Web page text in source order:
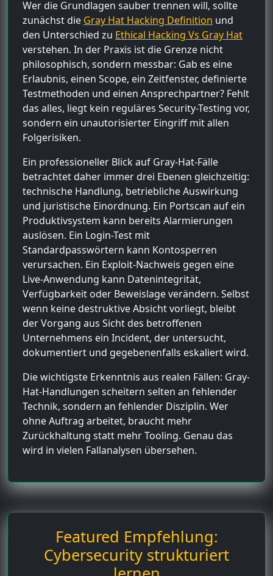
Wer die Grundlagen sauber trennen will, sollte
zunächst die Gray Hat Hacking Definition und
den Unterschied zu Ethical Hacking Vs Gray Hat
verstehen. In der Praxis ist die Grenze nicht
philosophisch, sondern messbar: Gab es eine
Erlaubnis, einen Scope, ein Zeitfenster, definierte
Testmethoden und einen Ansprechpartner? Fehlt
das alles, liegt kein reguläres Security-Testing vor,
sondern ein unautorisierter Eingriff mit allen
Folgerisiken.
Ein professioneller Blick auf Gray-Hat-Fälle
betrachtet daher immer drei Ebenen gleichzeitig:
technische Handlung, betriebliche Auswirkung
und juristische Einordnung. Ein Portscan auf ein
Produktivsystem kann bereits Alarmierungen
auslösen. Ein Login-Test mit
Standardpasswörtern kann Kontosperren
verursachen. Ein Exploit-Nachweis gegen eine
Live-Anwendung kann Datenintegrität,
Verfügbarkeit oder Beweislage verändern. Selbst
wenn keine destruktive Absicht vorliegt, bleibt
der Vorgang aus Sicht des betroffenen
Unternehmens ein Incident, der untersucht,
dokumentiert und gegebenenfalls eskaliert wird.
Die wichtigste Erkenntnis aus realen Fällen: Gray-
Hat-Handlungen scheitern selten an fehlender
Technik, sondern an fehlender Disziplin. Wer
ohne Auftrag arbeitet, braucht mehr
Zurückhaltung statt mehr Tooling. Genau das
wird in vielen Fallanalysen übersehen.
Featured Empfehlung:
Cybersecurity strukturiert